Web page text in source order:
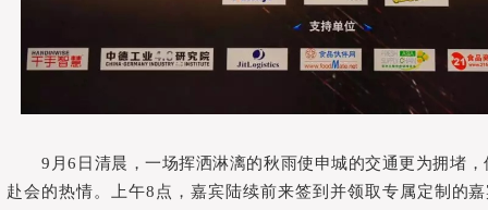
9月6日清晨，一场挥洒淋漓的秋雨使申城的交通更为拥堵
赴会的热情。上午8点，嘉宾陆续前来签到并领取专属定制的